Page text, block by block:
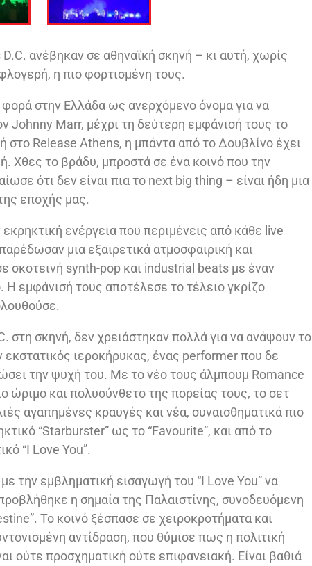
ανέβηκαν σε αθηναϊκή σκηνή – κι αυτή, χωρίς
η πιο φορτισμένη τους.
στην Ελλάδα ως ανερχόμενο όνομα για να
Johnny Marr, μέχρι τη δεύτερη εμφάνισή τους το
στο Release Athens, η μπάντα από το Δουβλίνο έχει
Χθες το βράδυ, μπροστά σε ένα κοινό που την
ότι δεν είναι πια το next big thing – είναι ήδη μια
εποχής μας.
ενέργεια που περιμένεις από κάθε live
μια εξαιρετικά ατμοσφαιρική και
σκοτεινή synth-pop και industrial beats με έναν
εμφάνισή τους αποτέλεσε το τέλειο γκρίζο
στη σκηνή, δεν χρειάστηκαν πολλά για να ανάψουν το
εκστατικός ιεροκήρυκας, ένας performer που δε
την ψυχή του. Με το νέο τους άλμπουμ Romance
ώριμο και πολυσύνθετο της πορείας τους, το σετ
αγαπημένες κραυγές και νέα, συναισθηματικά πιο
“Starburster” ως το “Favourite”, και από το
“I Love You”.
την εμβληματική εισαγωγή του “I Love You” να
η σημαία της Παλαιστίνης, συνοδευόμενη
Το κοινό ξέσπασε σε χειροκροτήματα και
αντίδραση, που θύμισε πως η πολιτική
ούτε προσχηματική ούτε επιφανειακή. Είναι βαθιά